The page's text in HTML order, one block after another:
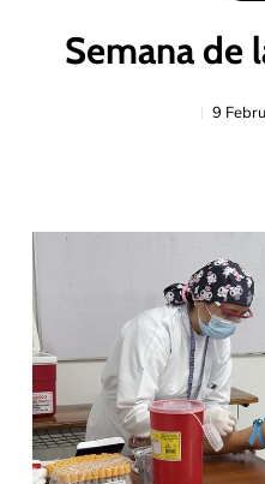
Semana de
9